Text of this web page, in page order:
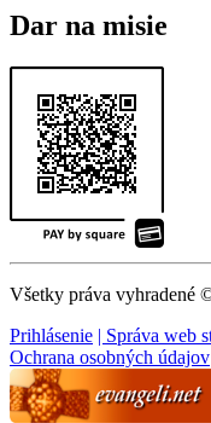
Dar na misie
Všetky práva vyhradené
Prihlásenie | Správa web
Ochrana osobných údajov